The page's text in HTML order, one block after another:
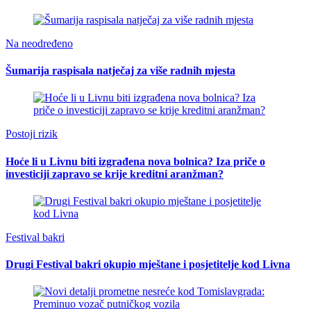
Na neodređeno
Šumarija raspisala natječaj za više radnih mjesta
Postoji rizik
Hoće li u Livnu biti izgrađena nova bolnica? Iza priče o
investiciji zapravo se krije kreditni aranžman?
Festival bakri
Drugi Festival bakri okupio mještane i posjetitelje kod Livna